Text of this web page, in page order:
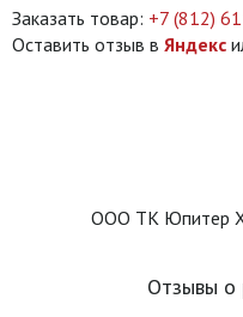
Заказать товар: +7 (812)
Оставить отзыв в Яндекс
ООО ТК Юпитер
Отзывы о